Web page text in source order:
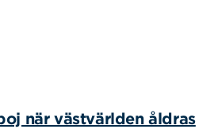
när västvärlden åldras